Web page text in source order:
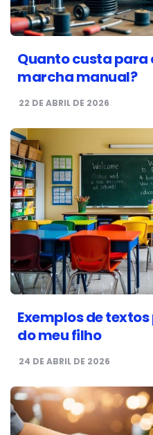
Quanto custa para
marcha manual?
22 DE ABRIL DE 2026
Exemplos de
do meu filho
24 DE ABRIL DE 2026